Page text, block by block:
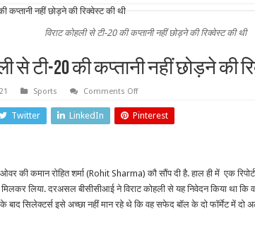
विराट कोहली से टी-20 की कप्तानी नहीं छोड़ने की रिक्वेस्ट की थी
से टी-20 की कप्तानी नहीं छोड़ने की
Sports Comments Offon
कोहली
से
टी-20
की
रिक्वेस्ट
की
थी
Twitter LinkedIn Pinterest
की कमान रोहित शर्मा (Rohit Sharma) कौ सौंप दी है. हाल ही में एक
लिया. दरअसल बीसीसीआई ने विराट कोहली से यह निवेदन किया था कि
बाद सिलेक्टर्स इसे अच्छा नहीं मान रहे थे कि वह सफेद बॉल के दो फॉर्मेट में